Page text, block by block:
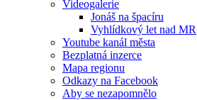
Videogalerie
Jonáš na špacíru
Vyhlídkový let nad MR
Youtube kanál města
Bezplatná inzerce
Mapa regionu
Odkazy na Facebook
Aby se nezapomnělo